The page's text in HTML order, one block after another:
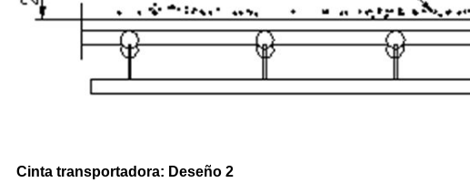
Cinta transportadora: Deseño 2